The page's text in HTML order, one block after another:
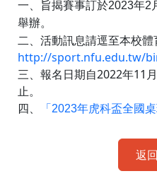
一、旨揭賽事訂於2023年2
舉辦。
二、活動訊息請逕至本校體
http://sport.nfu.edu.tw/
三、報名日期自2022年11 月
止。
四、 「 2023年虎科盃全國
返